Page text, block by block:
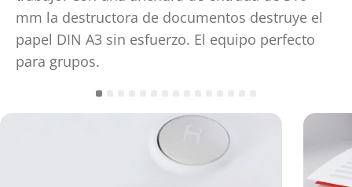
mm la destructora de documentos destruye el
papel DIN A3 sin esfuerzo. El equipo perfecto
para grupos.